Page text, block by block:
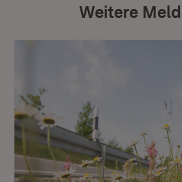
Weitere